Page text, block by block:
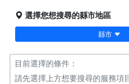
選擇您想搜尋的縣市地區
縣市
目前選擇的條件：
請先選擇上方想要搜尋的服務項